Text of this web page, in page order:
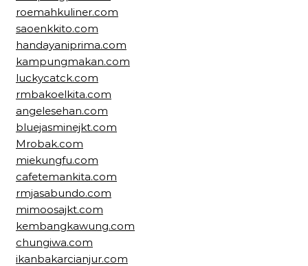
roemahkuliner.com
saoenkkito.com
handayaniprima.com
kampungmakan.com
luckycatck.com
rmbakoelkita.com
angelesehan.com
bluejasminejkt.com
Mrobak.com
miekungfu.com
cafetemankita.com
rmjasabundo.com
mimoosajkt.com
kembangkawung.com
chungiwa.com
ikanbakarcianjur.com